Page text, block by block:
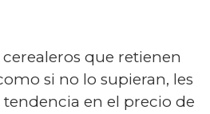
que retienen
si no lo supieran, les
en el precio de